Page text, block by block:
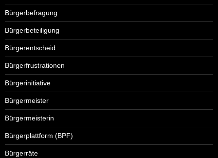
Bürgerbefragung
Bürgerbeteiligung
Bürgerentscheid
Bürgerfrustrationen
Bürgerinitiative
Bürgermeister
Bürgermeisterin
Bürgerplattform (BPF)
Bürgerräte